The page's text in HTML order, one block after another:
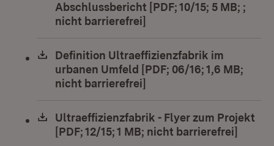
Abschlussbericht [PDF; 10/15; 5 MB; ;
nicht barrierefrei]
Download:
Definition Ultraeffizienzfabrik im
urbanen Umfeld [PDF; 06/16; 1,6 MB;
nicht barrierefrei]
Download:
Ultraeffizienzfabrik - Flyer zum Projekt
[PDF; 12/15; 1 MB; nicht barrierefrei]